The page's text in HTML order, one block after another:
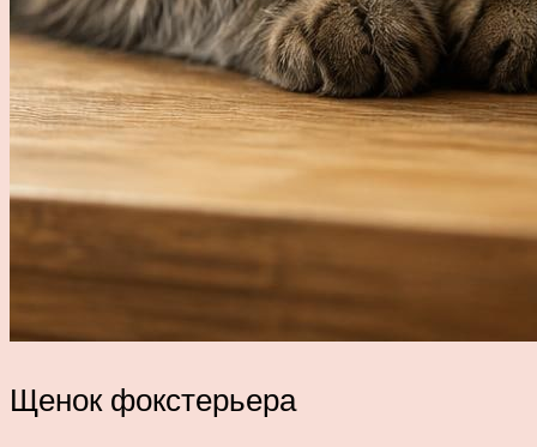
Щенок фокстерьера